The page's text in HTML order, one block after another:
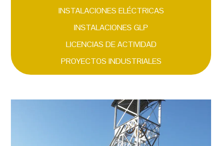
INSTALACIONES ELÉCTRICAS
INSTALACIONES GLP
LICENCIAS DE ACTIVIDAD
PROYECTOS INDUSTRIALES